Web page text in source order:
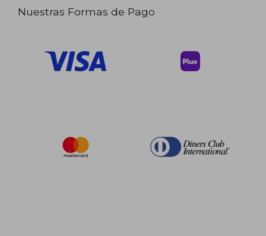
Nuestras Formas de Pago